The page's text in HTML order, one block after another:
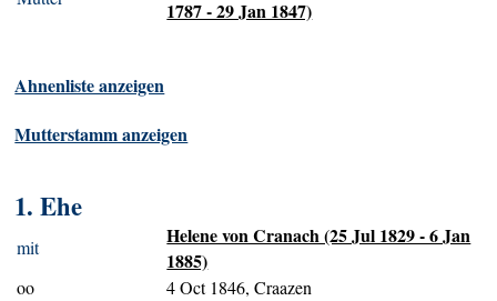
1787 - 29 Jan 1847)
Ahnenliste anzeigen
Mutterstamm anzeigen
1. Ehe
mit
Helene von Cranach (25 Jul 1829 - 6 Jan
1885)
oo 4 Oct 1846, Craazen